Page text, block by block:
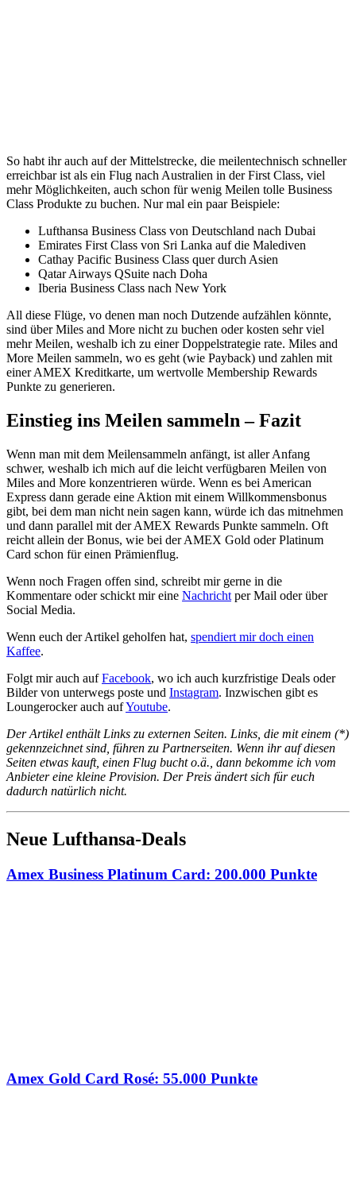
So habt ihr auch auf der Mittelstrecke, die meilentechnisch schneller
erreichbar ist als ein Flug nach Australien in der First Class, viel
mehr Möglichkeiten, auch schon für wenig Meilen tolle Business
Class Produkte zu buchen. Nur mal ein paar Beispiele:
Lufthansa Business Class von Deutschland nach Dubai
Emirates First Class von Sri Lanka auf die Malediven
Cathay Pacific Business Class quer durch Asien
Qatar Airways QSuite nach Doha
Iberia Business Class nach New York
All diese Flüge, vo denen man noch Dutzende aufzählen könnte,
sind über Miles and More nicht zu buchen oder kosten sehr viel
mehr Meilen, weshalb ich zu einer Doppelstrategie rate. Miles and
More Meilen sammeln, wo es geht (wie Payback) und zahlen mit
einer AMEX Kreditkarte, um wertvolle Membership Rewards
Punkte zu generieren.
Einstieg ins Meilen sammeln – Fazit
Wenn man mit dem Meilensammeln anfängt, ist aller Anfang
schwer, weshalb ich mich auf die leicht verfügbaren Meilen von
Miles and More konzentrieren würde. Wenn es bei American
Express dann gerade eine Aktion mit einem Willkommensbonus
gibt, bei dem man nicht nein sagen kann, würde ich das mitnehmen
und dann parallel mit der AMEX Rewards Punkte sammeln. Oft
reicht allein der Bonus, wie bei der AMEX Gold oder Platinum
Card schon für einen Prämienflug.
Wenn noch Fragen offen sind, schreibt mir gerne in die
Kommentare oder schickt mir eine Nachricht per Mail oder über
Social Media.
Wenn euch der Artikel geholfen hat, spendiert mir doch einen
Kaffee.
Folgt mir auch aufFacebook, wo ich auch kurzfristige Deals oder
Bilder von unterwegs poste und Instagram. Inzwischen gibt es
Loungerocker auch aufYoutube.
Der Artikel enthält Links zu externen Seiten. Links, die mit einem (*)
gekennzeichnet sind, führen zu Partnerseiten. Wenn ihr auf diesen
Seiten etwas kauft, einen Flug bucht o.ä., dann bekomme ich vom
Anbieter eine kleine Provision. Der Preis ändert sich für euch
dadurch natürlich nicht.
Neue Lufthansa-Deals
Amex Business Platinum Card: 200.000 Punkte
Amex Gold Card Rosé: 55.000 Punkte